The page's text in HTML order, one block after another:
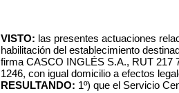
VISTO: las presentes actuaciones
habilitación del establecimiento
firma CASCO INGLÉS S.A., RUT 217
1246, con igual domicilio a efectos
RESULTANDO: 1º) que el Servicio